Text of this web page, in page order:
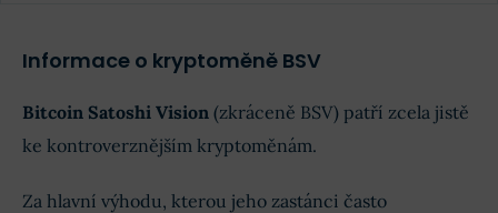
Informace o kryptoměně BSV
Bitcoin Satoshi Vision (zkráceně BSV) patří zcela jistě
ke kontroverznějším kryptoměnám.
Za hlavní výhodu, kterou jeho zastánci často